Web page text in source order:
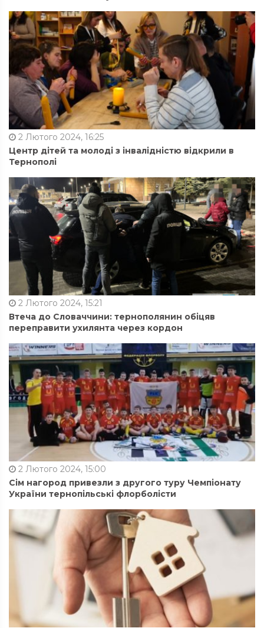
2 Лютого 2024, 16:25
Центр дітей та молоді з інвалідністю відкрили в
Тернополі
2 Лютого 2024, 15:21
Втеча до Словаччини: тернополянин обіцяв
переправити ухилянта через кордон
2 Лютого 2024, 15:00
Сім нагород привезли з другого туру Чемпіонату
України тернопільські флорболісти